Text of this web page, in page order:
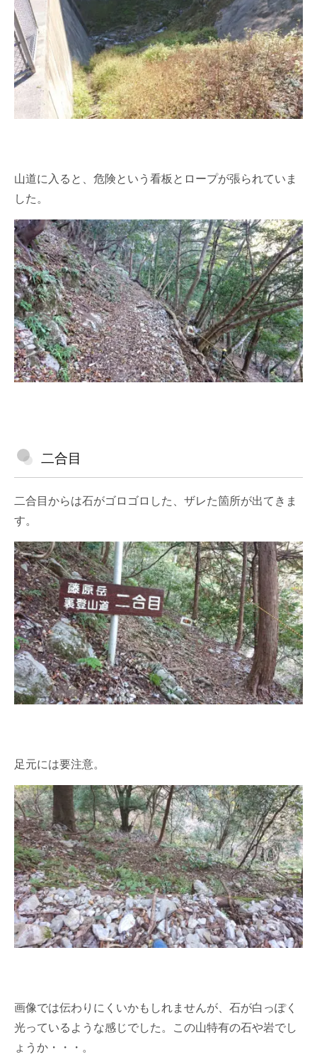
山道に入ると、危険という看板とロープが張られていま
した。
二合目
二合目からは石がゴロゴロした、ザレた箇所が出てきま
す。
足元には要注意。
画像では伝わりにくいかもしれませんが、石が白っぽく
光っているような感じでした。この山特有の石や岩でし
ょうか・・・。